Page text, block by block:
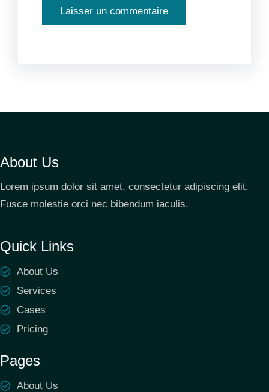
About Us
Lorem ipsum dolor sit amet, consectetur adipiscing elit.
Fusce molestie orci nec bibendum iaculis.
Quick Links
About Us
Services
Cases
Pricing
Pages
About Us